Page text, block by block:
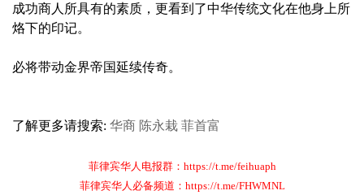
成功商人所具有的素质，更看到了中华传统文化在他身上所
烙下的印记。
必将带动金界帝国延续传奇。
了解更多请搜索: 华商 陈永栽 菲首富
菲律宾华人电报群：https://t.me/feihuaph
菲律宾华人必备频道：https://t.me/FHWMNL